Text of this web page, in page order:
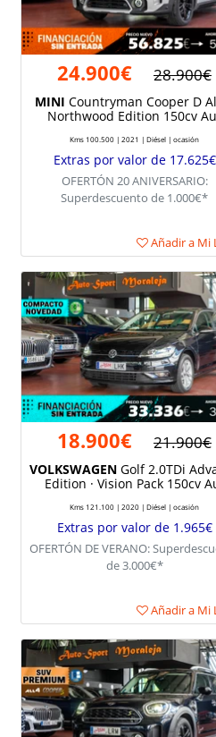
24.900€ 28.900€
MINI Countryman Cooper D
Northwood Edition 150cv
Kms 100.500 | 2021 | Diésel | ocasión
Extras por valor de 17.625€
OFERTÓN 20 ANIVERSARIO:
Superdescuento de 1.000€*
Añadir a Mi
18.900€ 21.900€
VOLKSWAGENGolf 2.0TDi
Edition · Vision Pack 150cv
Kms 121.100 | 2020 | Diésel | ocasión
Extras por valor de 1.965€
OFERTÓN DE VERANO:
de 3.000€*
Añadir a Mi